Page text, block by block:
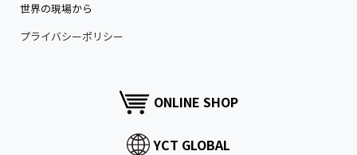
世界の現場から
プライバシーポリシー
ONLINE SHOP
YCT GLOBAL